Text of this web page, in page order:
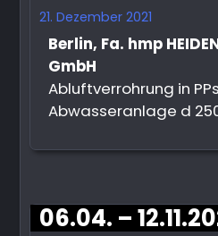
21. Dezember 2021
Berlin, Fa. hmp
GmbH
Abluftverrohrung in
Abwasseranlage d
06.04. –